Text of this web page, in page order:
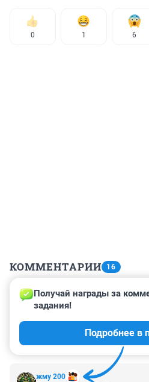
0 1 6
КОММЕНТАРИИ 16
Гость
1 апреля 2025, 14:07
Картофель, макароны, масло
жму 200
Получай награды за
задания!
Подробнее в